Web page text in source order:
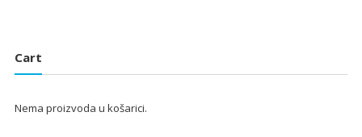
38.00€.
38.00€.
Cart
Nema proizvoda u košarici.